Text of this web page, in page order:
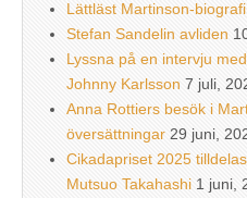
Lättläst Martinson-
Stefan Sandelin avliden
Lyssna på en intervju
Johnny Karlsson 7 juli,
Anna Rottiers besök i
översättningar 29 juni,
Cikadapriset 2025
Mutsuo Takahashi 1 juni,